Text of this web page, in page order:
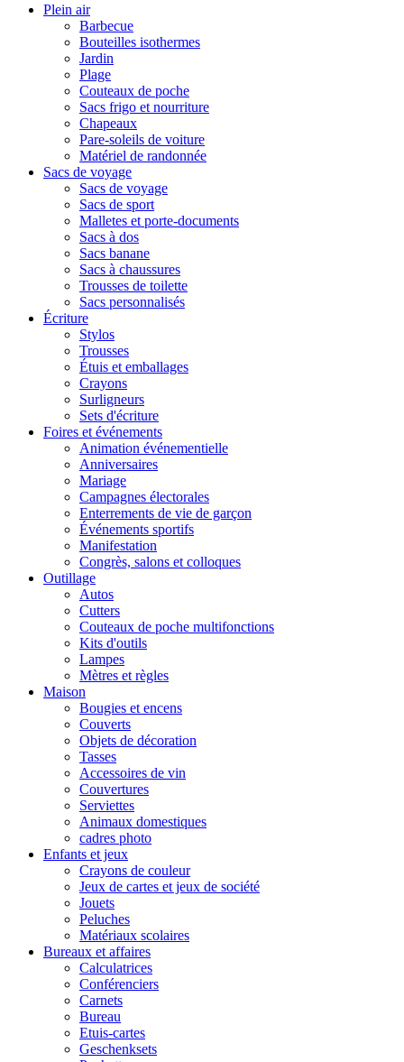
Plein air
Barbecue
Bouteilles isothermes
Jardin
Plage
Couteaux de poche
Sacs frigo et nourriture
Chapeaux
Pare-soleils de voiture
Matériel de randonnée
Sacs de voyage
Sacs de voyage
Sacs de sport
Malletes et porte-documents
Sacs à dos
Sacs banane
Sacs à chaussures
Trousses de toilette
Sacs personnalisés
Écriture
Stylos
Trousses
Étuis et emballages
Crayons
Surligneurs
Sets d'écriture
Foires et événements
Animation événementielle
Anniversaires
Mariage
Campagnes électorales
Enterrements de vie de garçon
Événements sportifs
Manifestation
Congrès, salons et colloques
Outillage
Autos
Cutters
Couteaux de poche multifonctions
Kits d'outils
Lampes
Mètres et règles
Maison
Bougies et encens
Couverts
Objets de décoration
Tasses
Accessoires de vin
Couvertures
Serviettes
Animaux domestiques
cadres photo
Enfants et jeux
Crayons de couleur
Jeux de cartes et jeux de société
Jouets
Peluches
Matériaux scolaires
Bureaux et affaires
Calculatrices
Conférenciers
Carnets
Bureau
Etuis-cartes
Geschenksets